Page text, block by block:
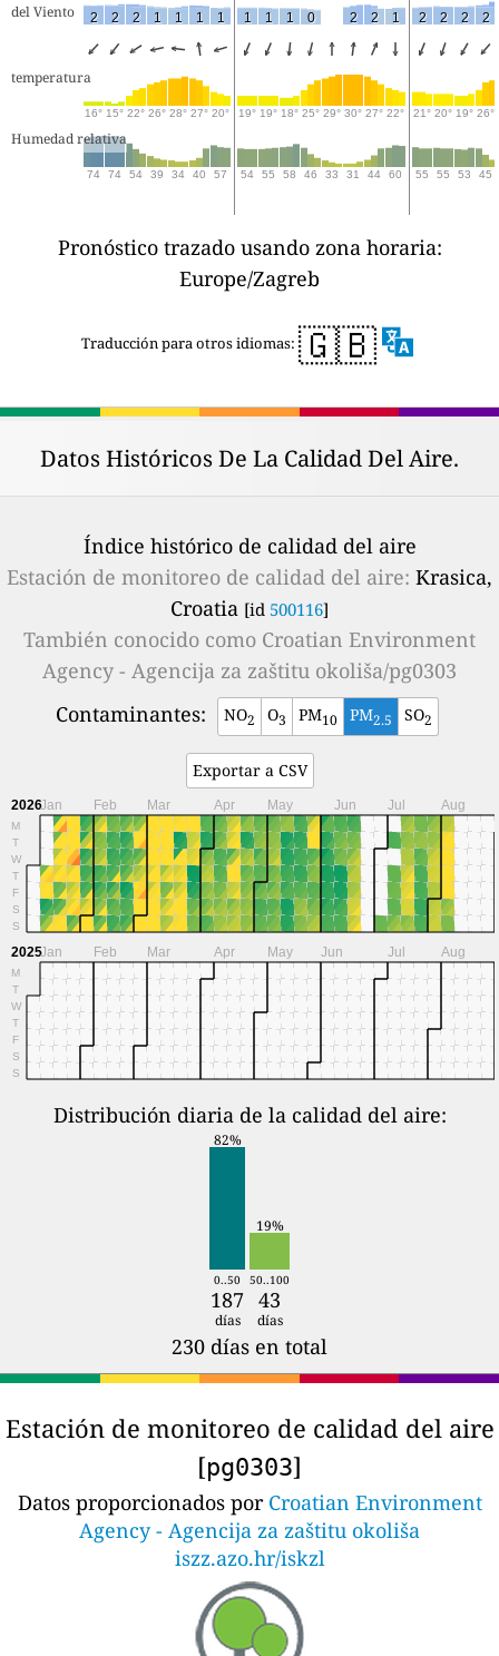
del Viento
2 2 2 1 1 1 1 1 1 1 0 2 2 1 2 2 2 2
temperatura
16° 15° 22° 26° 28° 27° 20° 19° 19° 18° 25° 29° 30° 27° 22° 21° 20° 19° 26°
Humedad relativa
74 74 54 39 34 40 57 54 55 58 46 33 31 44 60 55 55 53 45
Pronóstico trazado usando zona horaria:
Europe/Zagreb
Traducción para otros idiomas: 🇬🇧
Datos Históricos De La Calidad Del Aire.
Índice histórico de calidad del aire
Estación de monitoreo de calidad del aire: Krasica,
Croatia [id 500116]
También conocido como Croatian Environment
Agency - Agencija za zaštitu okoliša/pg0303
Contaminantes:
NO2 O3 PM10 PM2.5 SO2
Exportar a CSV
2026
M
T
W
T
F
S
S
Jan Feb Mar Apr May Jun Jul Aug
2025
M
T
W
T
F
S
S
Jan Feb Mar Apr May Jun Jul Aug
Distribución diaria de la calidad del aire:
82%
19%
0..50 50..100
187 43
días días
230 días en total
Estación de monitoreo de calidad del aire
[pg0303]
Datos proporcionados por Croatian Environment
Agency - Agencija za zaštitu okoliša
iszz.azo.hr/iskzl